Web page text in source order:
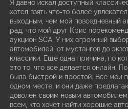
Я давно искал доступный
хотел взять что-то более
выходным, чем мой повседневный
рад, что мой друг Крис
аукцион SCA. У них огромный
автомобилей, от мустангов до
классики. Еще одна причина, по
это то, что все делается онлайн.
была быстрой и простой. Все мои
одном месте, и они даже
доволен своим новым
всем, кто хочет найти хорошие